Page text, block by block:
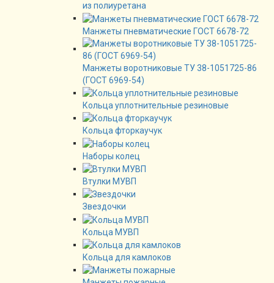
из полиуретана
Манжеты пневматические ГОСТ 6678-72
Манжеты воротниковые ТУ 38-1051725-86
(ГОСТ 6969-54)
Кольца уплотнительные резиновые
Кольца фторкаучук
Наборы колец
Втулки МУВП
Звездочки
Кольца МУВП
Кольца для камлоков